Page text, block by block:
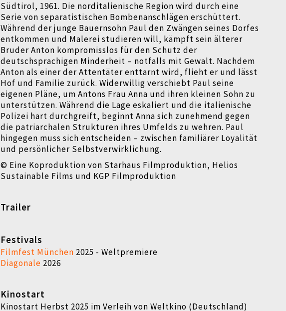
Südtirol, 1961. Die norditalienische Region wird durch eine
Serie von separatistischen Bombenanschlägen erschüttert.
Während der junge Bauernsohn Paul den Zwängen seines Dorfes
entkommen und Malerei studieren will, kämpft sein älterer
Bruder Anton kompromisslos für den Schutz der
deutschsprachigen Minderheit – notfalls mit Gewalt. Nachdem
Anton als einer der Attentäter enttarnt wird, flieht er und lässt
Hof und Familie zurück. Widerwillig verschiebt Paul seine
eigenen Pläne, um Antons Frau Anna und ihren kleinen Sohn zu
unterstützen. Während die Lage eskaliert und die italienische
Polizei hart durchgreift, beginnt Anna sich zunehmend gegen
die patriarchalen Strukturen ihres Umfelds zu wehren. Paul
hingegen muss sich entscheiden – zwischen familiärer Loyalität
und persönlicher Selbstverwirklichung.
© Eine Koproduktion von Starhaus Filmproduktion, Helios
Sustainable Films und KGP Filmproduktion
Trailer
Festivals
Filmfest München 2025 - Weltpremiere
Diagonale 2026
Kinostart
Kinostart Herbst 2025 im Verleih von Weltkino (Deutschland)